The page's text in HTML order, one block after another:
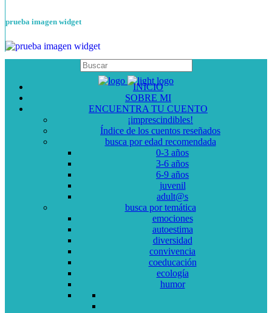
prueba imagen widget
INICIO
SOBRE MI
ENCUENTRA TU CUENTO
¡imprescindibles!
Índice de los cuentos reseñados
busca por edad recomendada
0-3 años
3-6 años
6-9 años
juvenil
adult@s
busca por temática
emociones
autoestima
diversidad
convivencia
coeducación
ecología
humor